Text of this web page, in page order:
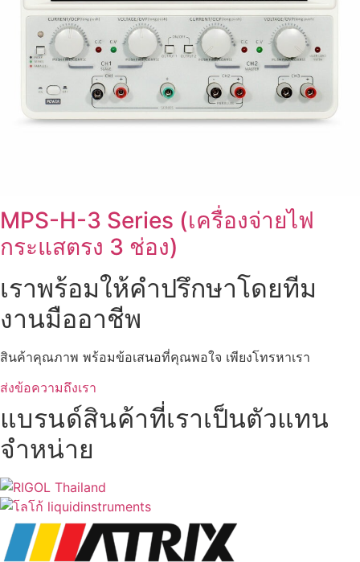
MPS-H-3 Series (เครื่องจ่ายไฟ
กระแสตรง 3 ช่อง)
เราพร้อมให้คำปรึกษาโดยทีม
งานมืออาชีพ
สินค้าคุณภาพ พร้อมข้อเสนอที่คุณพอใจ เพียงโทรหาเรา
ส่งข้อความถึงเรา
แบรนด์สินค้าที่เราเป็นตัวแทน
จำหน่าย